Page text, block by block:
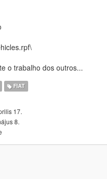
o trabalho dos outros...
FIAT
17.
8.